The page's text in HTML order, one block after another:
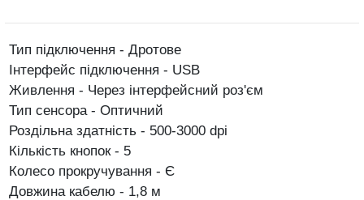
Тип підключення - Дротове
Інтерфейс підключення - USB
Живлення - Через інтерфейсний роз'єм
Тип сенсора - Оптичний
Роздільна здатність - 500-3000 dpi
Кількість кнопок - 5
Колесо прокручування - Є
Довжина кабелю - 1,8 м